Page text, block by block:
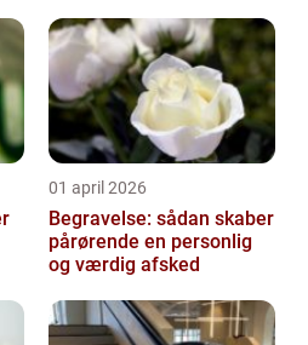
01 april 2026
Begravelse: sådan skaber
pårørende en personlig
og værdig afsked